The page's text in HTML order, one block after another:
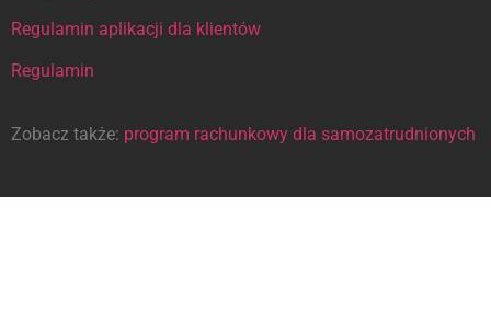
Regulamin aplikacji dla klientów
Regulamin
Zobacz także: program rachunkowy dla samozatrudnionych